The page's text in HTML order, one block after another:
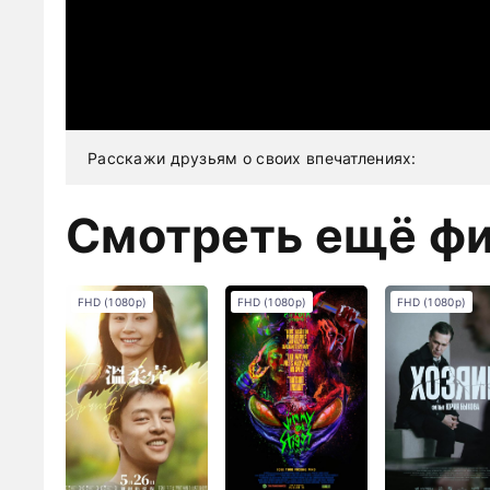
Расскажи друзьям о своих впечатлениях:
Смотреть ещё
FHD (1080p) FHD (1080p) FHD (1080p)